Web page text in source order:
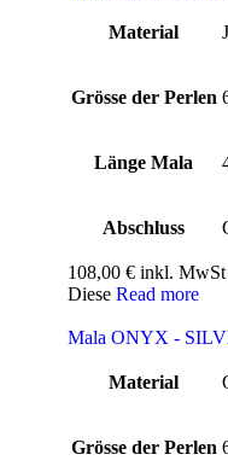
Material
Grösse der Perlen
Länge Mala
Abschluss
108,00 € inkl. MwSt
Diese Read more
Mala ONYX -
Material
Grösse der Perlen